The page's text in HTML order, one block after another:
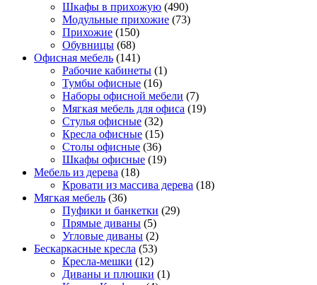
Шкафы в прихожую (490)
Модульные прихожие (73)
Прихожие (150)
Обувницы (68)
Офисная мебель (141)
Рабочие кабинеты (1)
Тумбы офисные (16)
Наборы офисной мебели (7)
Мягкая мебель для офиса (19)
Стулья офисные (32)
Кресла офисные (15)
Столы офисные (36)
Шкафы офисные (19)
Мебель из дерева (18)
Кровати из массива дерева (18)
Мягкая мебель (36)
Пуфики и банкетки (29)
Прямые диваны (5)
Угловые диваны (2)
Бескаркасные кресла (53)
Кресла-мешки (12)
Диваны и плюшки (1)